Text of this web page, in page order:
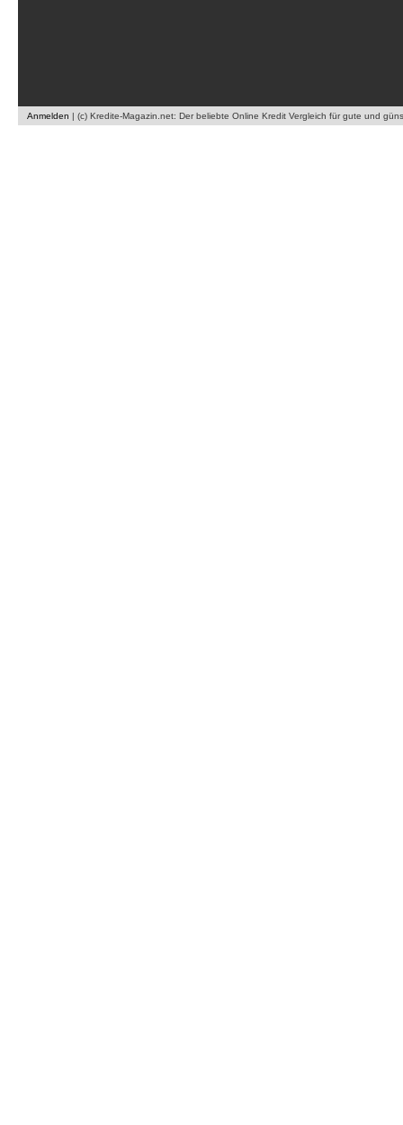
Anmelden | (c) Kredite-Magazin.net: Der beliebte Online Kredit Vergleich für gute und